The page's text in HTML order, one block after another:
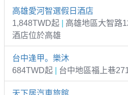
高雄愛河智選假日酒店
1,848TWD起
高雄地區大智路
酒店位於高雄
台中逢甲。樂沐
684TWD起
台中地區福上巷
天下居汽車旅館